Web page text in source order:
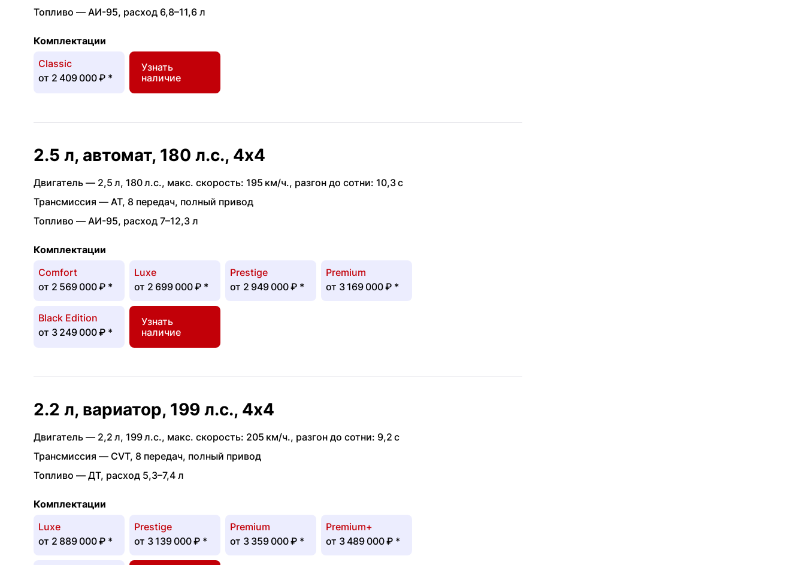
Топливо — АИ-95, расход 6,8–11,6 л
Комплектации
Classic
от 2 409 000 ₽ *
Узнать
наличие
2.5 л, автомат, 180 л.с., 4x4
Двигатель — 2,5 л, 180 л.с., макс. скорость: 195 км/ч., разгон до сотни: 10,3 с
Трансмиссия — AT, 8 передач, полный привод
Топливо — АИ-95, расход 7–12,3 л
Комплектации
Comfort
от 2 569 000 ₽ *
Luxe
от 2 699 000 ₽ *
Prestige
от 2 949 000 ₽ *
Premium
от 3 169 000 ₽ *
Black Edition
от 3 249 000 ₽ *
Узнать
наличие
2.2 л, вариатор, 199 л.с., 4x4
Двигатель — 2,2 л, 199 л.с., макс. скорость: 205 км/ч., разгон до сотни: 9,2 с
Трансмиссия — CVT, 8 передач, полный привод
Топливо — ДТ, расход 5,3–7,4 л
Комплектации
Luxe
от 2 889 000 ₽ *
Prestige
от 3 139 000 ₽ *
Premium
от 3 359 000 ₽ *
Premium+
от 3 489 000 ₽ *